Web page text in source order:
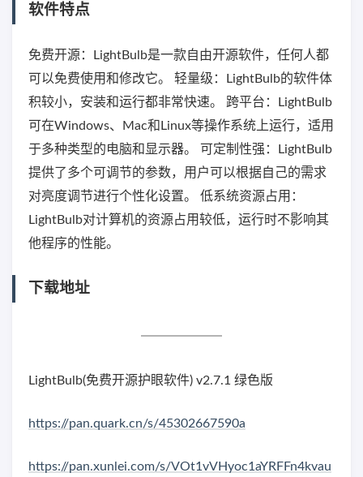
软件特点
免费开源：LightBulb是一款自由开源软件，任何人都
可以免费使用和修改它。 轻量级：LightBulb的软件体
积较小，安装和运行都非常快速。 跨平台：LightBulb
可在Windows、Mac和Linux等操作系统上运行，适用
于多种类型的电脑和显示器。 可定制性强：LightBulb
提供了多个可调节的参数，用户可以根据自己的需求
对亮度调节进行个性化设置。 低系统资源占用：
LightBulb对计算机的资源占用较低，运行时不影响其
他程序的性能。
下载地址
LightBulb(免费开源护眼软件) v2.7.1 绿色版
https://pan.quark.cn/s/45302667590a
https://pan.xunlei.com/s/VOt1vVHyoc1aYRFFn4kvau